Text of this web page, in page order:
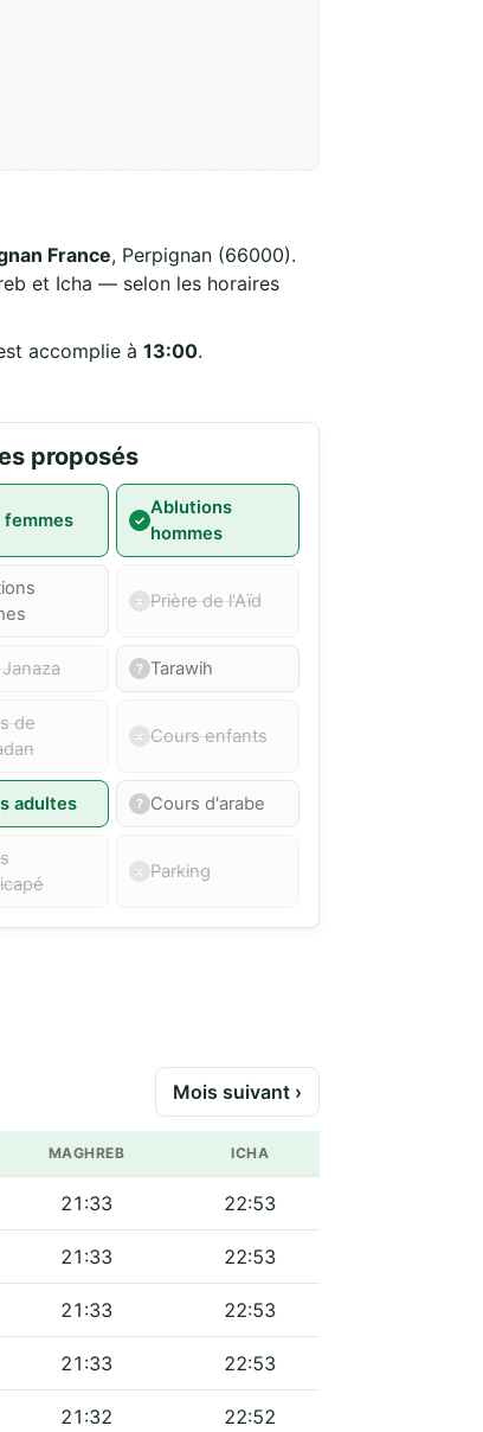
France, Perpignan (66000).
et Icha — selon les horaires
accomplie à 13:00.
proposés
femmes
Ablutions
hommes
Prière de l'Aïd
Janaza Tarawih
de
Cours enfants
adultes Cours d'arabe
Parking
Mois suivant ›
MAGHREB ICHA
21:33 22:53
21:33 22:53
21:33 22:53
21:33 22:53
21:32 22:52